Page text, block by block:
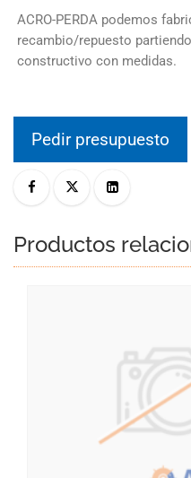
ACRO-PERDA podemos
recambio/repuesto
constructivo con medidas.
Pedir presupuesto
Productos